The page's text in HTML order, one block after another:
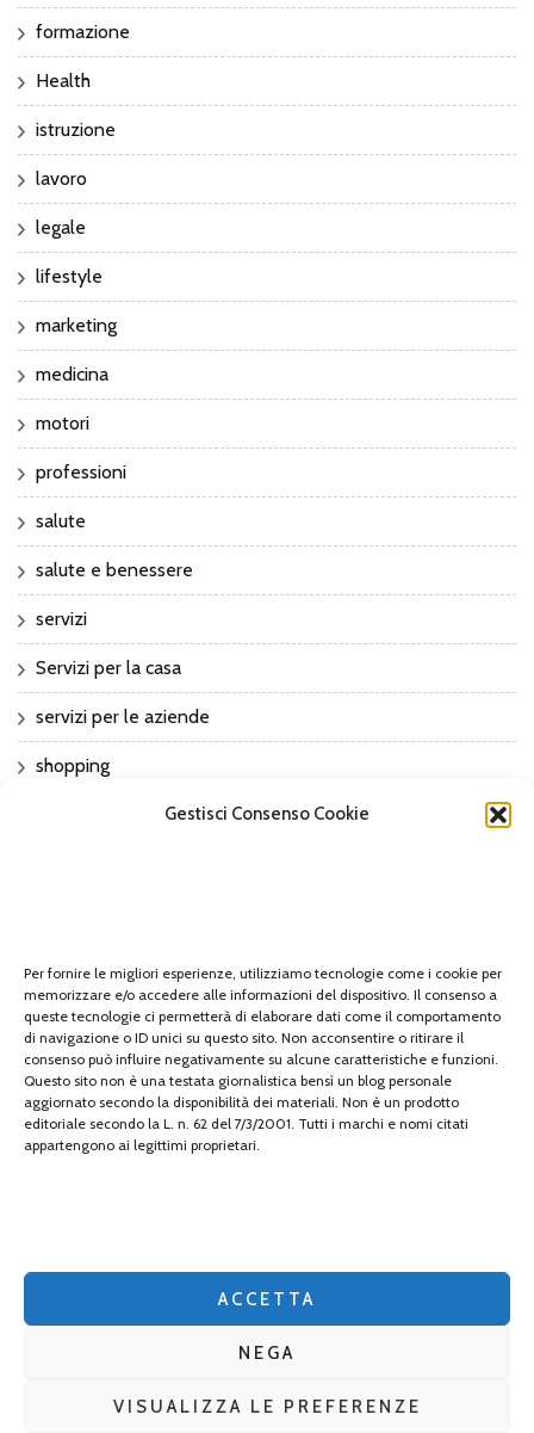
Gestisci Consenso Cookie
Per fornire le migliori esperienze, utilizziamo tecnologie come i cookie per
memorizzare e/o accedere alle informazioni del dispositivo. Il consenso a
queste tecnologie ci permetterà di elaborare dati come il comportamento
di navigazione o ID unici su questo sito. Non acconsentire o ritirare il
consenso può influire negativamente su alcune caratteristiche e funzioni.
Questo sito non è una testata giornalistica bensì un blog personale
aggiornato secondo la disponibilità dei materiali. Non è un prodotto
editoriale secondo la L. n. 62 del 7/3/2001. Tutti i marchi e nomi citati
appartengono ai legittimi proprietari.
ACCETTA
NEGA
VISUALIZZA LE PREFERENZE
formazione
Health
istruzione
lavoro
legale
lifestyle
marketing
medicina
motori
professioni
salute
salute e benessere
servizi
Servizi per la casa
servizi per le aziende
shopping
travel
Uncategorized
viaggi
web